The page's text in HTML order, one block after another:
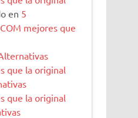
en 5
mejores que
que la original
que la original